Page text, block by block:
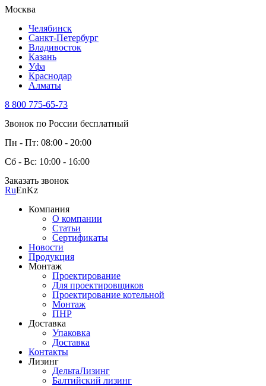
Москва
Челябинск
Санкт-Петербург
Владивосток
Казань
Уфа
Краснодар
Алматы
8 800 775-65-73
Звонок по России бесплатный
Пн - Пт: 08:00 - 20:00
Сб - Вс: 10:00 - 16:00
Заказать звонок
RuEnKz
Компания
О компании
Статьи
Сертификаты
Новости
Продукция
Монтаж
Проектирование
Для проектировщиков
Проектирование котельной
Монтаж
ПНР
Доставка
Упаковка
Доставка
Контакты
Лизинг
ДельтаЛизинг
Балтийский лизинг